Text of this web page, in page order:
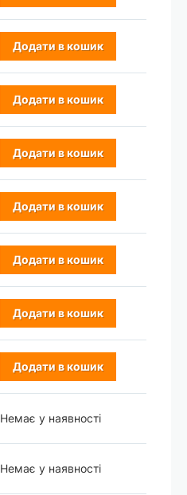
Додати в кошик
Додати в кошик
Додати в кошик
Додати в кошик
Додати в кошик
Додати в кошик
Додати в кошик
Немає у наявності
Немає у наявності